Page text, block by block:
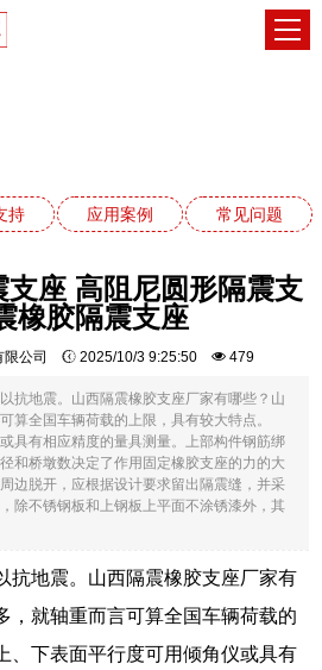
持 应用案例 常见问题
座 高阻尼圆形隔震支
橡胶隔震支座
限公司 2025/10/3 9:25:50 479
抗地震。山西隔震橡胶支座厂家有哪些？山
算全国车辆荷载的上限，具有较大特点。
具有相应精度的量具测量。上部构件钢筋绑
和桥墩数决定了作用固定橡胶支座的力的大
边脱开，应根据设计要求留出隔震缝，并采
除不锈钢板和上钢板上平面不涂锈漆外，其
抗地震。山西隔震橡胶支座厂家有
，就轴重而言可算全国车辆荷载的
、下表面平行度可用倾角仪或具有